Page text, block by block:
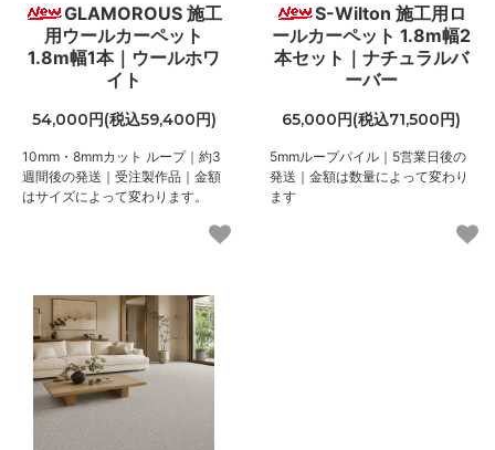
GLAMOROUS 施工
用ウールカーペット
1.8m幅1本｜ウールホワ
イト
54,000円(税込59,400円)
10mm・8mmカット ループ｜約3
週間後の発送｜受注製作品｜金額
はサイズによって変わります。
S-Wilton 施工用ロ
ールカーペット 1.8m幅2
本セット｜ナチュラルバ
ーバー
65,000円(税込71,500円)
5mmループパイル｜5営業日後の
発送｜金額は数量によって変わり
ます